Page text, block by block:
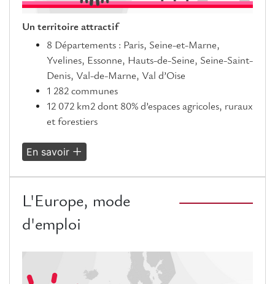
Un territoire attractif
8 Départements : Paris, Seine-et-Marne,
Yvelines, Essonne, Hauts-de-Seine, Seine-Saint-
Denis, Val-de-Marne, Val d’Oise
1 282 communes
12 072 km2 dont 80% d’espaces agricoles, ruraux
et forestiers
En savoir
L'Europe, mode
d'emploi